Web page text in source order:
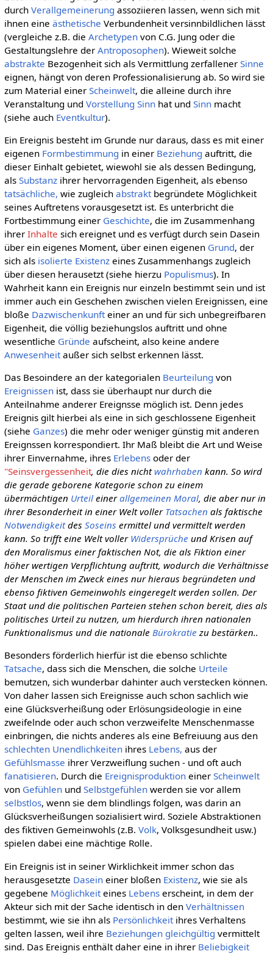
durch Verallgemeinerung assoziieren lassen, wenn sich mit
ihnen eine ästhetische Verbundenheit versinnbildlichen lässt
(vergleiche z.B. die Archetypenvon C.G. Jung oder die
Gestaltungslehre der Antroposophen). Wieweit solche
abstrakte Bezogenheit sich als Vermittlung zerfallener Sinne
eignen, hängt von deren Professionalisierung ab. So wird sie
zum Material einer Scheinwelt, die alleine durch ihre
Veranstaltung und Vorstellung Sinnhat und Sinnmacht
(siehe auch Eventkultur).
Ein Ereignis besteht im Grunde nur daraus, dass es mit einer
eigenen Formbestimmung in einer Beziehung auftritt, die
dieser Einhalt gebietet, wiewohl sie als dessen Bedingung,
als Substanzihrer hervorragenden Eigenheit, als ebenso
tatsächliche, wie zugleich abstraktbegründete Möglichkeit
seines Auftretens vorausgesetzt ist. Es unterbricht die
Fortbestimmung einer Geschichte, die im Zusammenhang
ihrer Inhalte sich ereignet und es verfügt durch sein Dasein
über ein eigenes Moment, über einen eigenen Grund, der
sich als isolierte Existenzeines Zusammenhangs zugleich
über diesen herausetzt (siehe hierzu Populismus). In
Wahrheit kann ein Ereignis nur einzeln bestimmt sein und ist
immer auch ein Geschehen zwischen vielen Ereignissen, eine
bloße Dazwischenkunfteiner an und für sich unbegreifbaren
Eigenheit, die völlig beziehungslos auftritt und ohne
wesentliche Gründe aufscheint, also keine andere
Anwesenheitaußer sich selbst erkennen lässt.
Das Besoindere an der kategorialen Beurteilung von
Ereignissenist, dass sie überhaupt nur durch die
Anteilnahme anderer Ereignsse möglich ist. Denn jedes
Ereignis gilt hierbei als eine in sich geschlossene Eigenheit
(siehe Ganzes) die mehr oder weniger günstig mit anderen
Ereignssen korrespondiert. Ihr Maß bleibt die Art und Weise
ihrer Einvernahme, ihres Erlebensoder der
''Seinsvergessenheit, die dies nichtwahrhaben kann. So wird
die gerade geborene Kategorie schon zu einem
übermächtigen Urteileinerallgemeinen Moral, die aber nur in
ihrer Besonderheit in einer Welt voller Tatsachen als faktische
Notwendigkeitdes Soseins ermittel und vermittelt werden
kann. So trifft eine Welt voller Widersprüche und Krisen auf
den Moralismus einer faktischen Not, die als Fiktion einer
höher wertigen Verpflichtung auftritt, wodurch die Verhältnisse
der Menschen im Zweck eines nur hieraus begründeten und
ebenso fiktiven Gemeinwohls eingeregelt werden sollen. Der
Staat und die politischen Parteien stehen schon bereit, dies als
politisches Urteil zu nutzen, um hierdurch ihren nationalen
Funktionalismus und die nationale Bürokratie zu bestärken..
Besonders förderlich hierfür ist die ebenso schlichte
Tatsache, dass sich die Menschen, die solche Urteile
bemutzen, sich wunderbar dahinter auch verstecken können.
Von daher lassen sich Ereignisse auch schon sachlich wie
eine Glücksverheißung oder Erlösungsideologie in eine
zweifelnde oder auch schon verzweifelte Menschenmasse
einbringen, die nichts anderes als eine Befreiuung aus den
schlechten Unendlichkeitenihres Lebens, aus der
Gefühlsmasse ihrer Verzweiflung suchen - und oft auch
fanatisieren. Durch die Ereignisproduktioneiner Scheinwelt
von Gefühlenund Selbstgefühlenwerden sie vor allem
selbstlos, wenn sie dem blindlings folgen, was darin an
Glücksverheißungen sozialisiert wird. Soziele Abstraktionen
des fiktiven Gemeinwohls (z.B. Volk, Volksgesundheit usw.)
spielen dabei eine mächtige Rolle.
Ein Ereignis ist in seiner Wirklichkeit immer schon das
herausgesetzte Daseineiner bloßen Existenz, wie sie als
gegebene Möglichkeiteines Lebenserscheint, in dem der
Akteur sich mit der Sache identisch in den Verhältnissen
bestimmt, wie sie ihn als Persönlichkeitihres Verhaltens
gelten lassen, weil ihre Beziehungen gleichgültig vermittelt
sind. Das Ereignis enthält daher eine in ihrer Beliebigkeit